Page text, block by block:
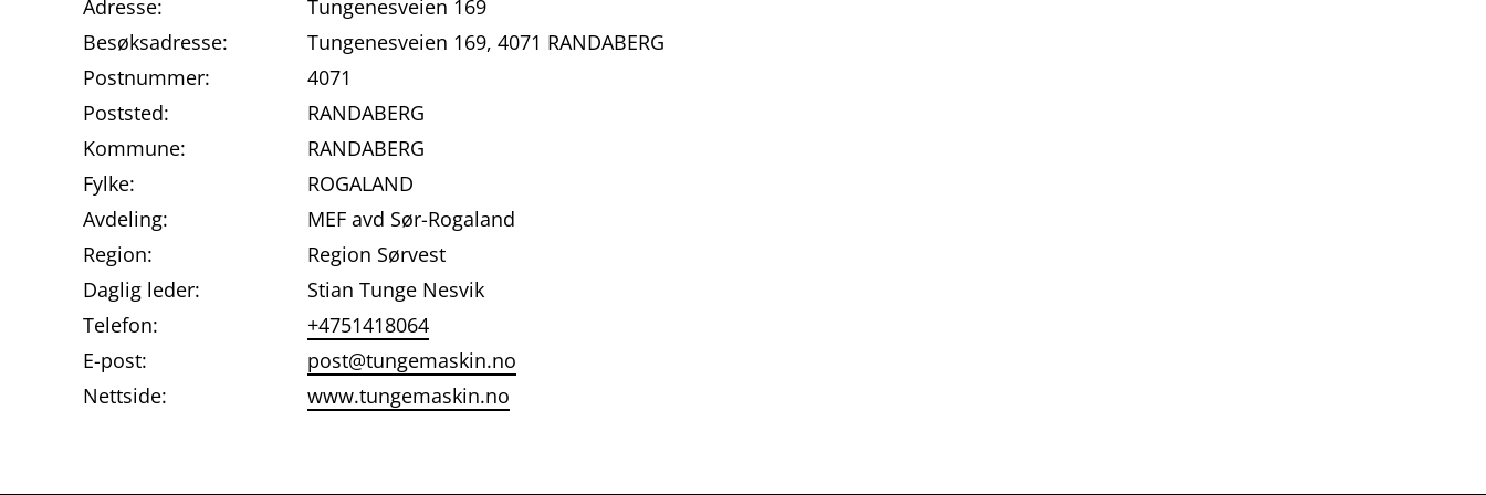
Adresse:
Tungenesveien 169
Besøksadresse:
Tungenesveien 169, 4071 RANDABERG
Postnummer:
4071
Poststed:
RANDABERG
Kommune:
RANDABERG
Fylke:
ROGALAND
Avdeling:
MEF avd Sør-Rogaland
Region:
Region Sørvest
Daglig leder:
Stian Tunge Nesvik
Telefon:
+4751418064
E-post:
post@tungemaskin.no
Nettside:
www.tungemaskin.no